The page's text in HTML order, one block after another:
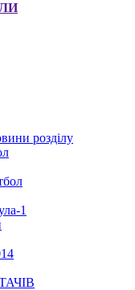
розділу
1